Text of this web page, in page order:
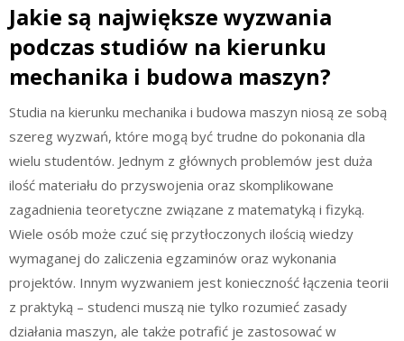
Jakie są największe wyzwania
podczas studiów na kierunku
mechanika i budowa maszyn?
Studia na kierunku mechanika i budowa maszyn niosą ze sobą
szereg wyzwań, które mogą być trudne do pokonania dla
wielu studentów. Jednym z głównych problemów jest duża
ilość materiału do przyswojenia oraz skomplikowane
zagadnienia teoretyczne związane z matematyką i fizyką.
Wiele osób może czuć się przytłoczonych ilością wiedzy
wymaganej do zaliczenia egzaminów oraz wykonania
projektów. Innym wyzwaniem jest konieczność łączenia teorii
z praktyką – studenci muszą nie tylko rozumieć zasady
działania maszyn, ale także potrafić je zastosować w